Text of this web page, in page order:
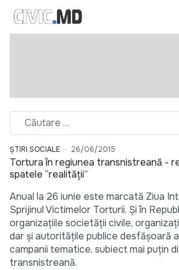
ȘTIRI SOCIALE 26/06/2015
Tortura în regiunea transnistreană -
spatele “realității”
Anual la 26 iunie este marcată Ziua
Sprijinul Victimelor Torturii. Și în
organizațiile societății civile,
dar și autoritățile publice desfășoară
campanii tematice, subiect mai puțin
transnistreană.